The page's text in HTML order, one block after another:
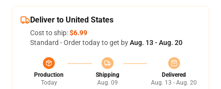
Deliver to United States
Cost to ship:$6.99
Standard - Order today to get byAug. 13 - Aug. 20
Production
Today
Shipping
Aug. 09
Delivered
Aug. 13 - Aug. 20